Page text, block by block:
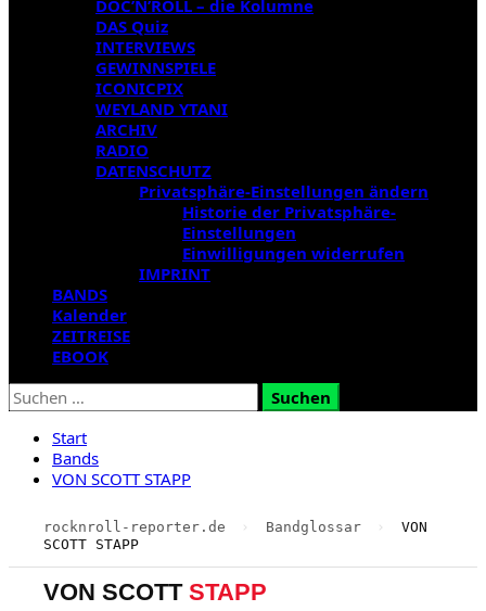
DOC’N’ROLL – die Kolumne
DAS Quiz
INTERVIEWS
GEWINNSPIELE
ICONICPIX
WEYLAND YTANI
ARCHIV
RADIO
DATENSCHUTZ
Privatsphäre-Einstellungen ändern
Historie der Privatsphäre-
Einstellungen
Einwilligungen widerrufen
IMPRINT
BANDS
Kalender
ZEITREISE
EBOOK
Suchen
nach:
Start
Bands
VON SCOTT STAPP
rocknroll-reporter.de › Bandglossar ›
VON
SCOTT STAPP
VON SCOTT STAPP